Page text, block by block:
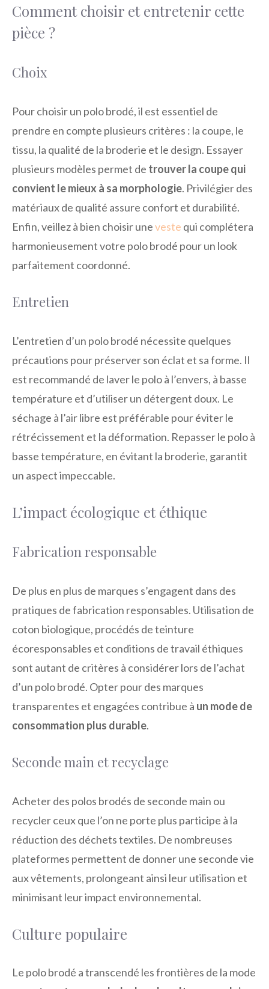
Comment choisir et entretenir cette
pièce ?
Choix
Pour choisir un polo brodé, il est essentiel de
prendre en compte plusieurs critères : la coupe, le
tissu, la qualité de la broderie et le design. Essayer
plusieurs modèles permet de trouver la coupe qui
convient le mieux à sa morphologie. Privilégier des
matériaux de qualité assure confort et durabilité.
Enfin, veillez à bien choisir uneveste qui complétera
harmonieusement votre polo brodé pour un look
parfaitement coordonné.
Entretien
L’entretien d’un polo brodé nécessite quelques
précautions pour préserver son éclat et sa forme. Il
est recommandé de laver le polo à l’envers, à basse
température et d’utiliser un détergent doux. Le
séchage à l’air libre est préférable pour éviter le
rétrécissement et la déformation. Repasser le polo à
basse température, en évitant la broderie, garantit
un aspect impeccable.
L’impact écologique et éthique
Fabrication responsable
De plus en plus de marques s’engagent dans des
pratiques de fabrication responsables. Utilisation de
coton biologique, procédés de teinture
écoresponsables et conditions de travail éthiques
sont autant de critères à considérer lors de l’achat
d’un polo brodé. Opter pour des marques
transparentes et engagées contribue à un mode de
consommation plus durable.
Seconde main et recyclage
Acheter des polos brodés de seconde main ou
recycler ceux que l’on ne porte plus participe à la
réduction des déchets textiles. De nombreuses
plateformes permettent de donner une seconde vie
aux vêtements, prolongeant ainsi leur utilisation et
minimisant leur impact environnemental.
Culture populaire
Le polo brodé a transcendé les frontières de la mode